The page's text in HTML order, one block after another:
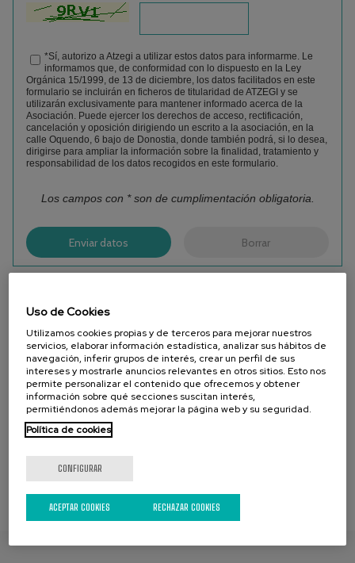
*Sí, autorizo a Atzegi a utilizar estos datos para informarme. Le
informamos que, de conformidad con lo dispuesto en la Ley
Orgánica 15/1999, de 13 de diciembre, los datos facilitados en este
formulario se incluirán en ficheros de titularidad de ATZEGI y se
utilizarán exclusivamente para mantener informado acerca de la
Asociación. Puede ejercer los derechos de acceso, rectificación,
cancelación y oposición dirigiendo un escrito a la asociación, en la
calle Oquendo, 6 bajo de Donostia, donde también podrá, si lo desea,
dirigirse para ampliar la información sobre la finalidad, tratamiento y
responsabilidad de los datos recogidos en este formulario.
Los campos con * son de cumplimentación obligatoria.
Contenido bloqueado por
Cookies publicitarias
CONFIGURACIÃ³N
DE COOKIES
Contenido bloqueado por
Cookies publicitarias
CONFIGURACIÃ³N
DE COOKIES
Contenido bloqueado por
su configuraciÃ³n de
cookies. Para verlo active:
CONFIGURACIÃ³N
DE COOKIES
Contenido bloqueado por
su configuraciÃ³n de
cookies. Para verlo active:
DE COOKIES
Uso de Cookies
Utilizamos cookies propias y de terceros para mejorar nuestros
servicios, elaborar información estadística, analizar sus hábitos de
navegación, inferir grupos de interés, crear un perfil de sus
intereses y mostrarle anuncios relevantes en otros sitios. Esto nos
permite personalizar el contenido que ofrecemos y obtener
información sobre qué secciones suscitan interés,
permitiéndonos además mejorar la página web y su seguridad.
Política de cookies
CONFIGURAR
RECHAZAR COOKIES
ACEPTAR COOKIES